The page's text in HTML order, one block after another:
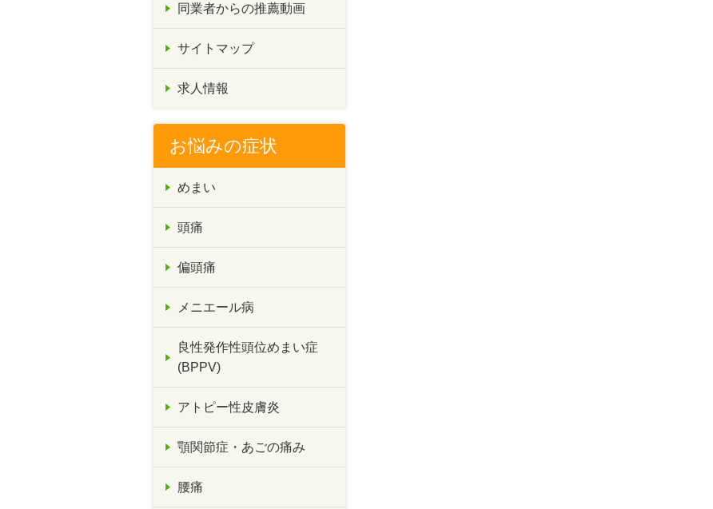
同業者からの推薦動画
サイトマップ
求人情報
お悩みの症状
めまい
頭痛
偏頭痛
メニエール病
良性発作性頭位めまい症
(BPPV)
アトピー性皮膚炎
顎関節症・あごの痛み
腰痛